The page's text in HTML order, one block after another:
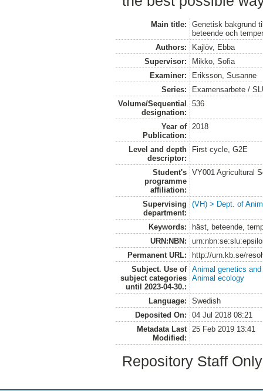
Main title:
Genetisk bakgrund
beteende och
Authors:
Kajlöv, Ebba
Supervisor:
Mikko, Sofia
Examiner:
Eriksson, Susanne
Series:
Examensarbete /
Volume/Sequential
designation:
536
Year of
Publication:
2018
Level and depth
descriptor:
First cycle, G2E
Student's
programme
affiliation:
VY001 Agricultural
Supervising
department:
(VH) > Dept. of
Keywords:
häst, beteende,
URN:NBN:
Permanent URL:
http://urn.kb.se/
Subject. Use of
subject categories
until 2023-04-30.:
Animal genetics and
Animal ecology
Language:
Swedish
Deposited On:
04 Jul 2018 08:21
Metadata Last
Modified:
25 Feb 2019 13:41
Repository Staff